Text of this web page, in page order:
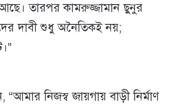
তারপর কামরুজ্জামান ছুনুর
দাবী শুধু অনৈতিকই নয়;
”
নিজস্ব জায়গায় বাড়ী নির্মাণ